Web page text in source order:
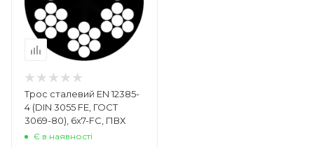
Трос сталевий EN 12385-
4 (DIN 3055 FE, ГОСТ
3069-80), 6x7-FC, ПВХ
Є в наявності